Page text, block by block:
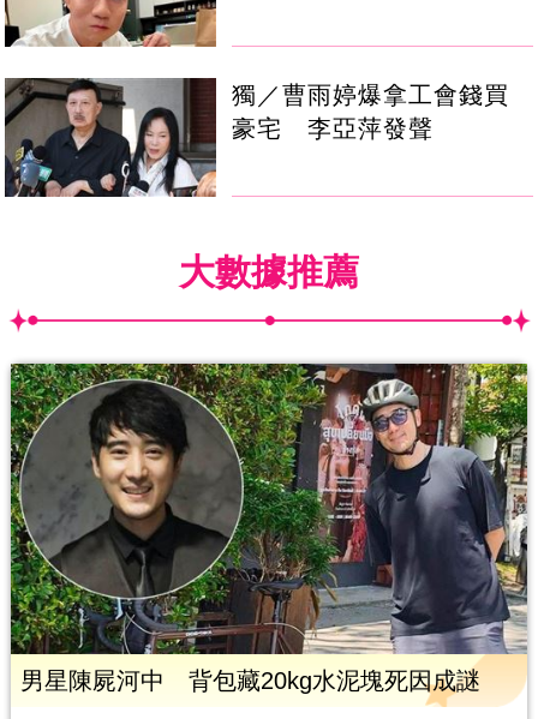
獨／曹雨婷爆拿工會錢買
豪宅 李亞萍發聲
大數據推薦
男星陳屍河中 背包藏20kg水泥塊死因成謎